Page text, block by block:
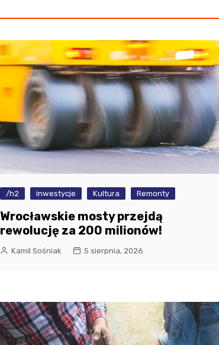
/h2 inwestycje Kultura Remonty
Wrocławskie mosty przejdą
rewolucję za 200 milionów!
Kamil Sośniak 5 sierpnia, 2026